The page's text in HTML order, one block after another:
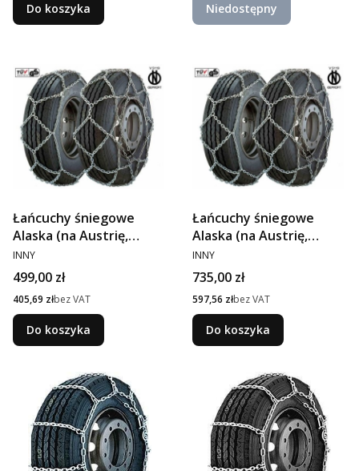
Do koszyka Niedostępny
Łańcuchy śniegowe
Alaska (na Austrię,
315/70R22,5, 295/80
R22,5)
PRODUCENT
INNY
Cena
499,00 zł
Cena
405,69 złbez VAT
Do koszyka
Łańcuchy śniegowe
Alaska (na Austrię,
385/65R22.5)
PRODUCENT
INNY
Cena
735,00 zł
Cena
597,56 złbez VAT
Do koszyka